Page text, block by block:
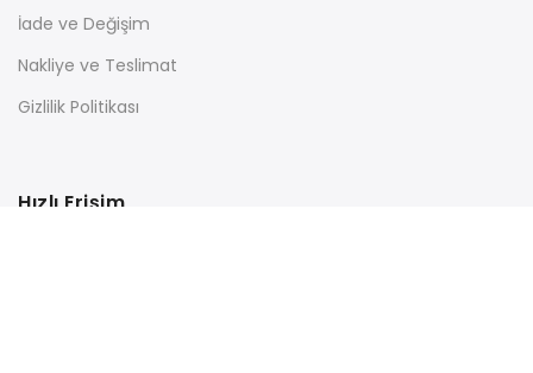
İade ve Değişim
Nakliye ve Teslimat
Gizlilik Politikası
Hızlı Erişim